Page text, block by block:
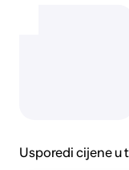
Usporedi cijene u